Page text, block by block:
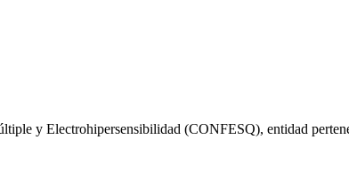
y Electrohipersensibilidad (CONFESQ), entidad